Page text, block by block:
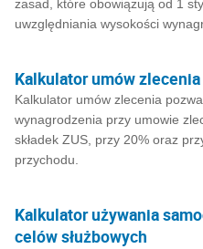
zasad, które obowiązują od 1
uwzględniania wysokości
Kalkulator umów zlecenia
Kalkulator umów zlecenia
wynagrodzenia przy umowie
składek ZUS, przy 20% oraz
przychodu.
Kalkulator używania
celów służbowych